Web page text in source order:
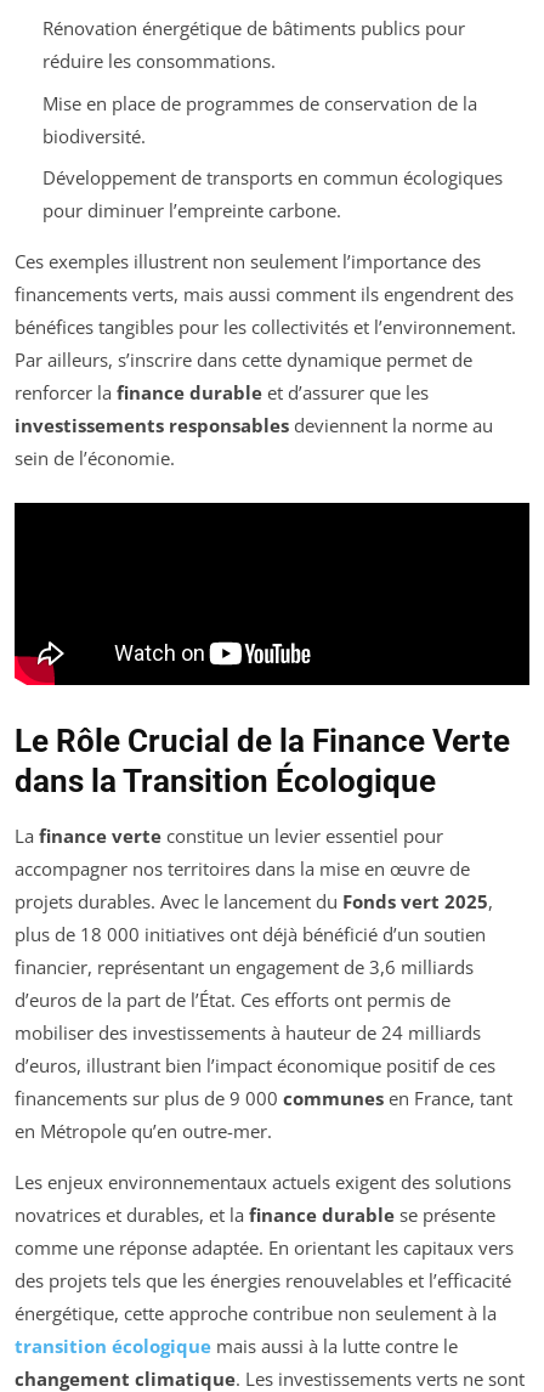
Rénovation énergétique de bâtiments publics pour
réduire les consommations.
Mise en place de programmes de conservation de la
biodiversité.
Développement de transports en commun écologiques
pour diminuer l’empreinte carbone.
Ces exemples illustrent non seulement l’importance des
financements verts, mais aussi comment ils engendrent des
bénéfices tangibles pour les collectivités et l’environnement.
Par ailleurs, s’inscrire dans cette dynamique permet de
renforcer la finance durable et d’assurer que les
investissements responsables deviennent la norme au
sein de l’économie.
Le Rôle Crucial de la Finance Verte
dans la Transition Écologique
La finance verte constitue un levier essentiel pour
accompagner nos territoires dans la mise en œuvre de
projets durables. Avec le lancement du Fonds vert 2025,
plus de 18 000 initiatives ont déjà bénéficié d’un soutien
financier, représentant un engagement de 3,6 milliards
d’euros de la part de l’État. Ces efforts ont permis de
mobiliser des investissements à hauteur de 24 milliards
d’euros, illustrant bien l’impact économique positif de ces
financements sur plus de 9 000 communes en France, tant
en Métropole qu’en outre-mer.
Les enjeux environnementaux actuels exigent des solutions
novatrices et durables, et la finance durable se présente
comme une réponse adaptée. En orientant les capitaux vers
des projets tels que les énergies renouvelables et l’efficacité
énergétique, cette approche contribue non seulement à la
transition écologique mais aussi à la lutte contre le
changement climatique. Les investissements verts ne sont